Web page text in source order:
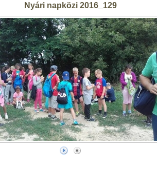
Nyári napközi 2016_129